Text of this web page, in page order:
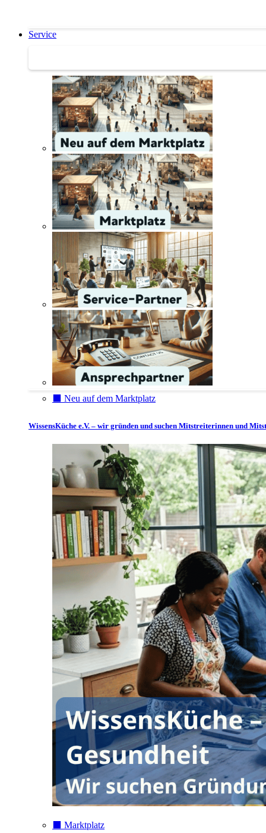
Service
⬛️ Neu auf dem Marktplatz
WissensKüche e.V. – wir gründen und suchen Mitstreiterinnen und
⬛️ Marktplatz